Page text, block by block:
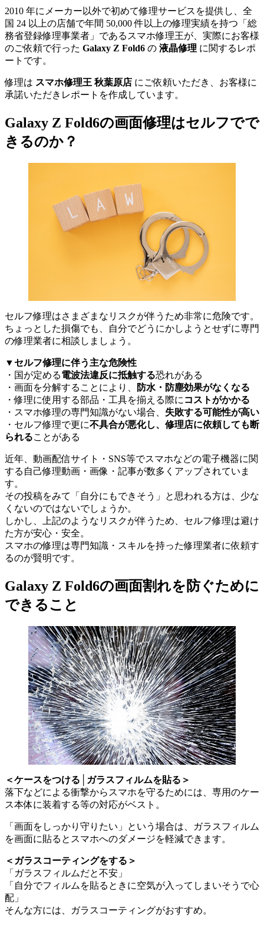
2010 年にメーカー以外で初めて修理サービスを提供し、全
国 24 以上の店舗で年間 50,000 件以上の修理実績を持つ「総
務省登録修理事業者」であるスマホ修理王が、実際にお客様
のご依頼で行った Galaxy Z Fold6 の 液晶修理 に関するレポ
ートです。
修理は スマホ修理王 秋葉原店 にご依頼いただき、お客様に
承諾いただきレポートを作成しています。
Galaxy Z Fold6の画面修理はセルフでで
きるのか？
セルフ修理はさまざまなリスクが伴うため非常に危険です。
ちょっとした損傷でも、自分でどうにかしようとせずに専門
の修理業者に相談しましょう。
▼ セルフ修理に伴う主な危険性
・国が定める電波法違反に抵触する恐れがある
・画面を分解することにより、
防水・防塵効果がなくなる
・修理に使用する部品・工具を揃える際に コストがかかる
・スマホ修理の専門知識がない場合、 失敗する可能性が高い
・セルフ修理で更に不具合が悪化し、修理店に依頼しても断
られることがある
近年、動画配信サイト・SNS等でスマホなどの電子機器に関
する自己修理動画・画像・記事が数多くアップされていま
す。
その投稿をみて「自分にもできそう」と思われる方は、少な
くないのではないでしょうか。
しかし、上記のようなリスクが伴うため、セルフ修理は避け
た方が安心・安全。
スマホの修理は専門知識・スキルを持った修理業者に依頼す
るのが賢明です。
Galaxy Z Fold6の画面割れを防ぐために
できること
＜ケースをつける│ガラスフィルムを貼る＞
落下などによる衝撃からスマホを守るためには、専用のケー
ス本体に装着する等の対応がベスト。
「画面をしっかり守りたい」という場合は、ガラスフィルム
を画面に貼るとスマホへのダメージを軽減できます。
＜ガラスコーティングをする＞
「ガラスフィルムだと不安」
「自分でフィルムを貼るときに空気が入ってしまいそうで心
配」
そんな方には、ガラスコーティングがおすすめ。